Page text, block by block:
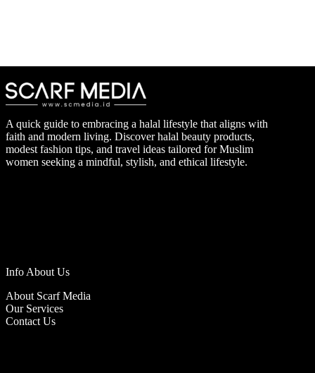
A quick guide to embracing a halal lifestyle that aligns with
faith and modern living. Discover halal beauty products,
modest fashion tips, and travel ideas tailored for Muslim
women seeking a mindful, stylish, and ethical lifestyle.
Info About Us
About Scarf Media
Our Services
Contact Us